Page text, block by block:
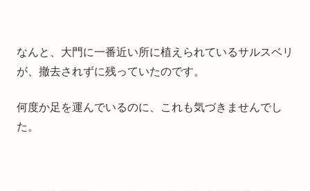
なんと、大門に一番近い所に植えられているサルスベリ
が、撤去されずに残っていたのです。
何度か足を運んでいるのに、これも気づきませんでし
た。